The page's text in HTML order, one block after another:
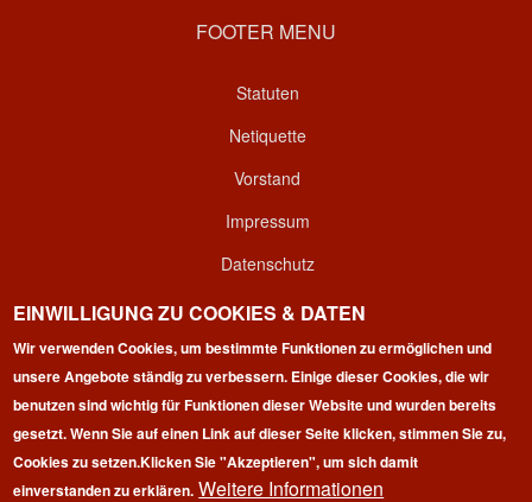
FOOTER MENU
Statuten
Netiquette
Vorstand
Impressum
Datenschutz
Kontakt
Login
Copyright © 2026 | 100 Marathon Club Deutschland e.V. | All
EINWILLIGUNG ZU COOKIES & DATEN
Wir verwenden Cookies, um bestimmte Funktionen zu ermöglichen und
unsere Angebote ständig zu verbessern. Einige dieser Cookies, die wir
benutzen sind wichtig für Funktionen dieser Website und wurden bereits
gesetzt. Wenn Sie auf einen Link auf dieser Seite klicken, stimmen Sie zu,
Cookies zu setzen.Klicken Sie "Akzeptieren", um sich damit
einverstanden zu erklären. Weitere Informationen